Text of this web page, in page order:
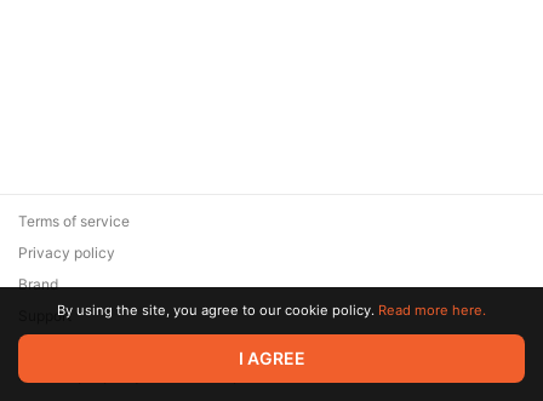
© 2026 Zaya Solutions Limited. All rights reserved. All trademarks
are the property of their respective owners.
Terms of service
Privacy policy
Brand
SupportBy using the site, you agree to our cookie policy. Read more here.
I AGREE